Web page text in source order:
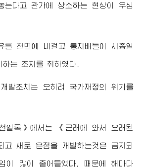
는다고 관가에 상소하는 현상이 우심
를 전면에 내걸고 통치배들이 시종일
는 조치를 취하였다.
발조치는 오히려 국가재정의 위기를
일록》에서는 《근래에 와서 오래된
고 새로 은점을 개발하는것은 금지되
이 많이 줄어들었다. 때문에 해마다